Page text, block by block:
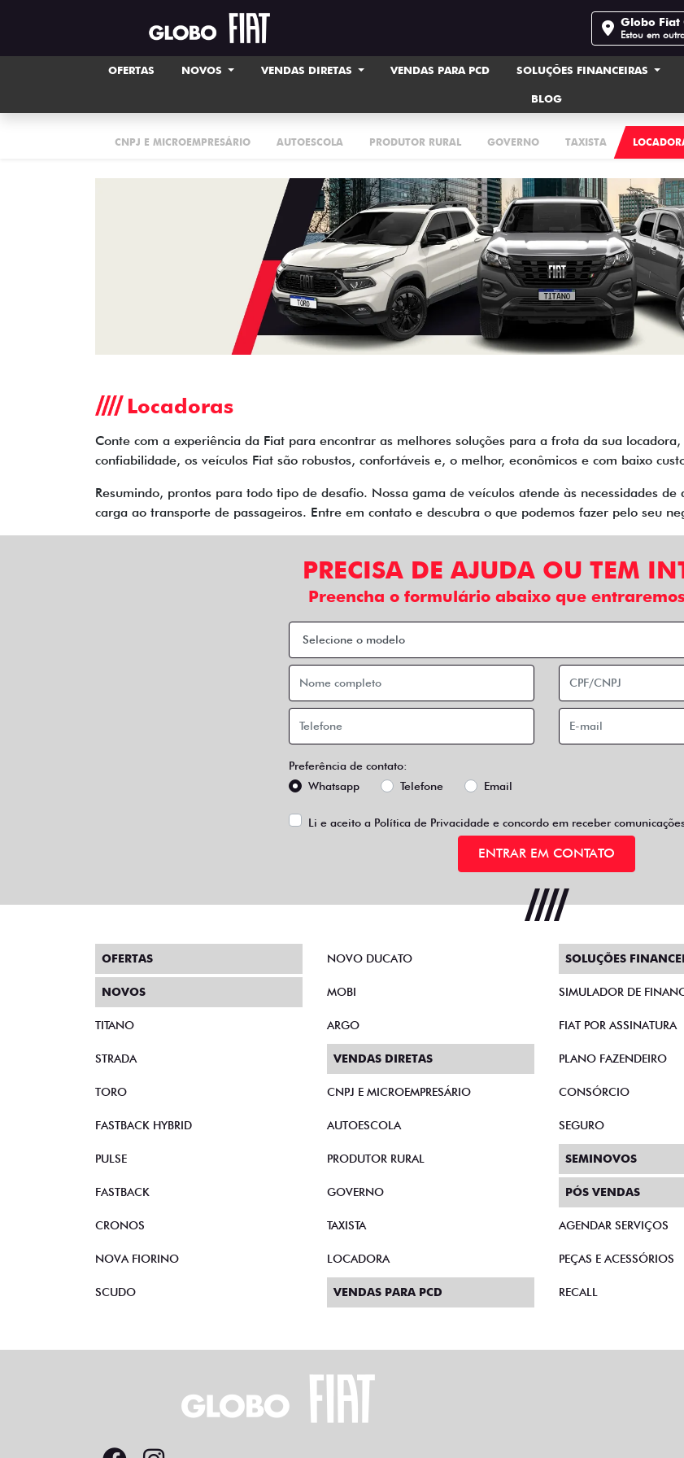
Globo Fiat
Estou em
OFERTAS NOVOS VENDAS DIRETAS VENDAS PARA PCD SOLUÇÕES FINANCEIRAS
BLOG
CNPJ E MICROEMPRESÁRIO AUTOESCOLA PRODUTOR RURAL GOVERNO TAXISTA
Locadoras
Conte com a experiência da Fiat para encontrar as melhores soluções para a frota da sua
confiabilidade, os veículos Fiat são robustos, confortáveis e, o melhor, econômicos e com baixo
Resumindo, prontos para todo tipo de desafio. Nossa gama de veículos atende às necessidades
carga ao transporte de passageiros. Entre em contato e descubra o que podemos fazer pelo seu
PRECISA DE AJUDA OU TEM
Preencha o formulário abaixo que
Preferência de contato:
Whatsapp
Telefone Email
Li e aceito a Política de Privacidadee concordo em receber
ENTRAR EM CONTATO
OFERTAS
NOVOS
TITANO
STRADA
TORO
FASTBACK HYBRID
PULSE
FASTBACK
CRONOS
NOVA FIORINO
SCUDO
NOVO DUCATO
MOBI
ARGO
VENDAS DIRETAS
CNPJ E MICROEMPRESÁRIO
AUTOESCOLA
PRODUTOR RURAL
GOVERNO
TAXISTA
LOCADORA
VENDAS PARA PCD
SOLUÇÕES
SIMULADOR DE
FIAT POR ASSINATURA
PLANO FAZENDEIRO
CONSÓRCIO
SEGURO
SEMINOVOS
PÓS VENDAS
AGENDAR SERVIÇOS
PEÇAS E ACESSÓRIOS
RECALL